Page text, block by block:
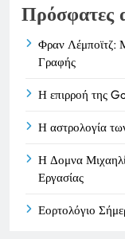
Πρόσφατες
Φραν Λέμποϊτζ:
Γραφής
Η επιρροή της
Η αστρολογία
Η Δομνα
Εργασίας
Εορτολόγιο